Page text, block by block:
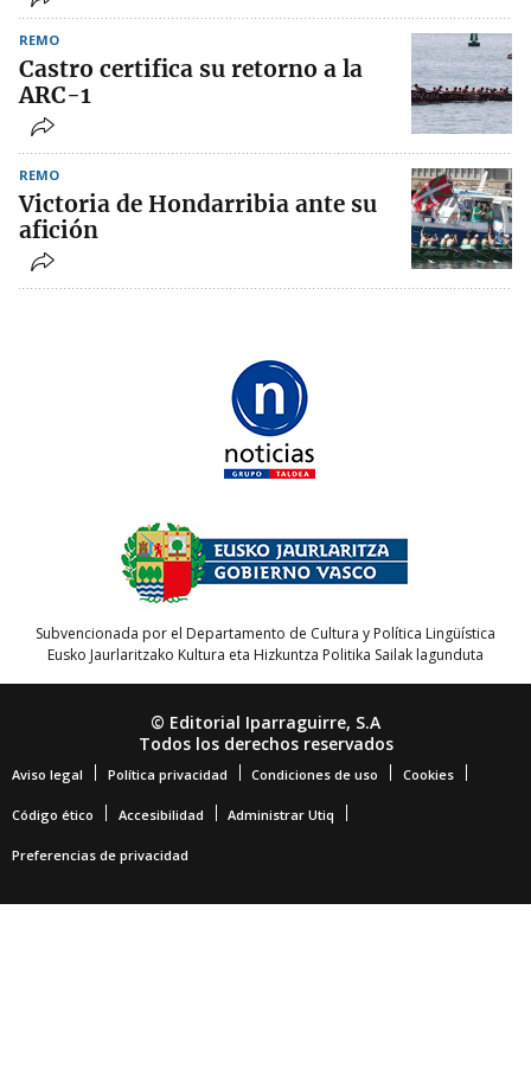
REMO
Castro certifica su retorno a la
ARC-1
REMO
Victoria de Hondarribia ante su
afición
Subvencionada por el Departamento de Cultura y Política Lingüística
Eusko Jaurlaritzako Kultura eta Hizkuntza Politika Sailak lagunduta
© Editorial Iparraguirre, S.A
Todos los derechos reservados
Aviso legal Política privacidad Condiciones de uso Cookies
Código ético Accesibilidad Administrar Utiq
Preferencias de privacidad